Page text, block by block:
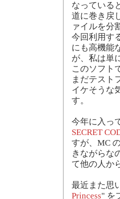
なっている
道に巻き戻
ァイルを分
今回利用す
にも高機能
が、私は単
このソフト
まだテスト
イケそうな
す。
今年に入っ
SECRET
すが、MC
きながらな
て他の人か
最近また思
Princess" を